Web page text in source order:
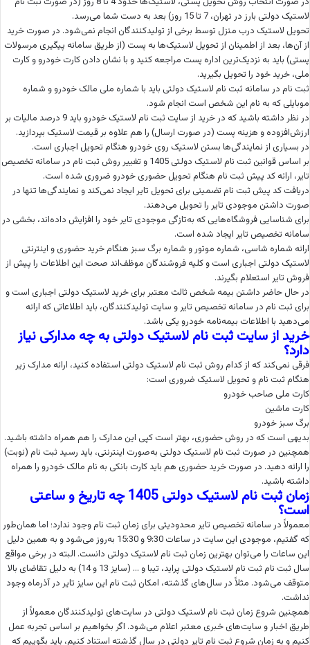
لاستیک دولتی بارز در تهران، 7 تا 15 روز) بعد به دست شما می‌رسد.
تحویل لاستیک درب منزل توسط برخی از تولیدکنندگان انجام نمی‌شود. در صورت خرید
از آن‌ها، بعد از اطمینان از تحویل لاستیک‌ها به پست (از طریق سامانه پیگیری مرسولات
پستی) باید به نزدیک‌ترین اداره پست مراجعه کنید و با نشان دادن کارت خودرو و کارت
ملی، خرید خود را تحویل بگیرید.
ثبت نام در سامانه ثبت نام لاستیک دولتی باید با شماره ملی مالک خودرو و شماره
موبایلی که به نام این شخص است انجام شود.
در نظر داشته باشید که در خرید از سایت ثبت نام لاستیک خودرو باید 9 درصد مالیات بر
ارزش‌افزوده و هزینه پست (در صورت ارسال) را هم علاوه بر قیمت لاستیک بپردازید.
در بسیاری از نمایندگی‌ها بستن لاستیک روی خودرو هنگام تحویل اجباری است.
بر اساس قوانین ثبت نام لاستیک دولتی 1405 و تغییر روش ثبت نام در سامانه تخصیص
تایر، ارائه کد پیش ثبت نام هنگام تحویل حضوری خودرو ضروری شده است.
دریافت کد پیش ثبت نام تضمینی برای تحویل تایر ایجاد نمی‌کند و نمایندگی‌ها تنها در
صورت داشتن موجودی تایر را تحویل می‌دهند.
برای شناسایی فروشگاه‌هایی که به‌تازگی موجودی تایر خود را افزایش داده‌اند، بخشی در
سامانه تخصیص تایر ایجاد شده است.
ارائه شماره شاسی، شماره موتور و شماره برگ سبز هنگام خرید حضوری و اینترنتی
لاستیک دولتی اجباری است و کلیه فروشندگان موظف‌اند صحت این اطلاعات را پیش از
فروش تایر استعلام بگیرند.
در حال حاضر داشتن بیمه شخص ثالث معتبر برای خرید لاستیک دولتی اجباری است و
برای ثبت نام در سامانه تخصیص تایر و سایت تولیدکنندگان، باید اطلاعاتی که ارائه
می‌دهید با اطلاعات بیمه‌نامه خودرو یکی باشد.
خرید از سایت ثبت نام لاستیک دولتی به چه مدارکی نیاز
دارد؟
فرقی نمی‌کند که از کدام روش ثبت نام لاستیک دولتی استفاده کنید، ارائه مدارک زیر
هنگام ثبت نام و تحویل لاستیک ضروری است:
کارت ملی صاحب خودرو
کارت ماشین
برگ سبز خودرو
بدیهی است که در روش حضوری، بهتر است کپی این مدارک را هم همراه داشته باشید.
همچنین در صورت ثبت نام لاستیک دولتی به‌صورت اینترنتی، باید رسید ثبت نام (نوبت)
را ارائه دهید. در صورت خرید حضوری هم باید کارت بانکی به نام مالک خودرو را همراه
داشته باشید.
زمان ثبت نام لاستیک دولتی 1405 چه تاریخ و ساعتی
است؟
معمولاً در سامانه تخصیص تایر محدودیتی برای زمان ثبت نام وجود ندارد؛ اما همان‌طور
که گفتیم، موجودی این سایت در ساعات 9:30 و 15:30 به‌روز می‌شود و به همین دلیل
این ساعات را می‌توان بهترین زمان ثبت نام لاستیک دولتی دانست. البته در برخی مواقع
سال ثبت نام ثبت نام لاستیک دولتی پراید، تیبا و … (سایز 13 و 14) به دلیل تقاضای بالا
متوقف می‌شود. مثلاً در سال‌های گذشته، امکان ثبت نام این سایز تایر در آذرماه وجود
نداشت.
همچنین شروع زمان ثبت نام لاستیک دولتی در سایت‌های تولیدکنندگان معمولاً از
طریق اخبار و سایت‌های خبری معتبر اعلام می‌شود. اگر بخواهیم بر اساس تجربه عمل
کنیم و به زمان شروع ثبت نام تایر دولتی در سال گذشته استناد کنیم، باید بگوییم که